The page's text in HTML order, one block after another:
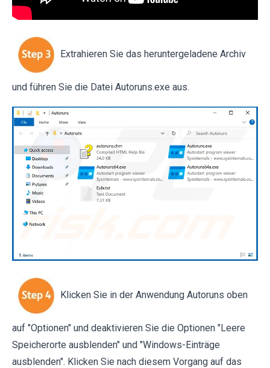
Extrahieren Sie das heruntergeladene Archiv
und führen Sie die Datei Autoruns.exe aus.
Klicken Sie in der Anwendung Autoruns oben
auf "Optionen" und deaktivieren Sie die Optionen "Leere
Speicherorte ausblenden" und "Windows-Einträge
ausblenden". Klicken Sie nach diesem Vorgang auf das